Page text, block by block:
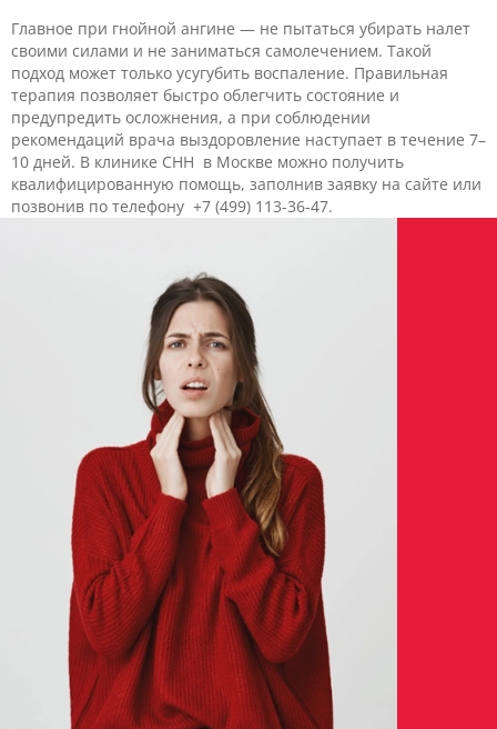
Главное при гнойной ангине — не пытаться убирать налет
своими силами и не заниматься самолечением. Такой
подход может только усугубить воспаление. Правильная
терапия позволяет быстро облегчить состояние и
предупредить осложнения, а при соблюдении
рекомендаций врача выздоровление наступает в течение 7–
10 дней. В клинике CHH в Москве можно получить
квалифицированную помощь, заполнив заявку на сайте или
позвонив по телефону +7 (499) 113-36-47.